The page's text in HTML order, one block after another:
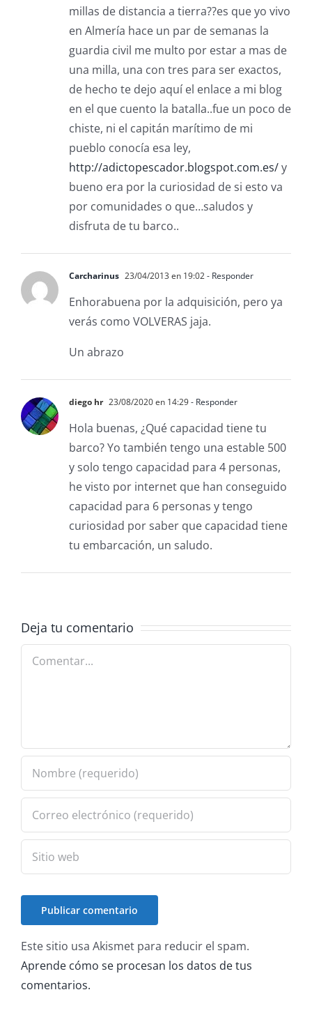
millas de distancia a tierra??es que yo vivo
en Almería hace un par de semanas la
guardia civil me multo por estar a mas de
una milla, una con tres para ser exactos,
de hecho te dejo aquí el enlace a mi blog
en el que cuento la batalla..fue un poco de
chiste, ni el capitán marítimo de mi
pueblo conocía esa ley,
http://adictopescador.blogspot.com.es/y
bueno era por la curiosidad de si esto va
por comunidades o que…saludos y
disfruta de tu barco..
Carcharinus 23/04/2013 en 19:02- Responder
Enhorabuena por la adquisición, pero ya
verás como VOLVERAS jaja.
Un abrazo
diego hr 23/08/2020 en 14:29- Responder
Hola buenas, ¿Qué capacidad tiene tu
barco? Yo también tengo una estable 500
y solo tengo capacidad para 4 personas,
he visto por internet que han conseguido
capacidad para 6 personas y tengo
curiosidad por saber que capacidad tiene
tu embarcación, un saludo.
Deja tu comentario
Comentar
Este sitio usa Akismet para reducir el spam.
Aprende cómo se procesan los datos de tus
comentarios.